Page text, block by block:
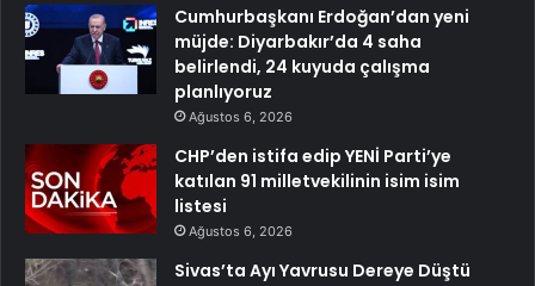
Cumhurbaşkanı Erdoğan’dan yeni
müjde: Diyarbakır’da 4 saha
belirlendi, 24 kuyuda çalışma
planlıyoruz
Ağustos 6, 2026
CHP’den istifa edip YENİ Parti’ye
katılan 91 milletvekilinin isim isim
listesi
Ağustos 6, 2026
Sivas’ta Ayı Yavrusu Dereye Düştü